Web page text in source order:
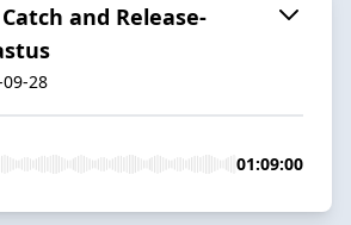
and Release-
28
01:09:00